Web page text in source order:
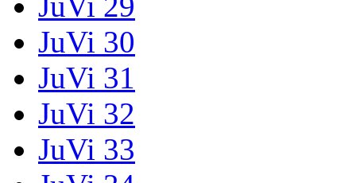
JuVi 30
JuVi 31
JuVi 32
JuVi 33